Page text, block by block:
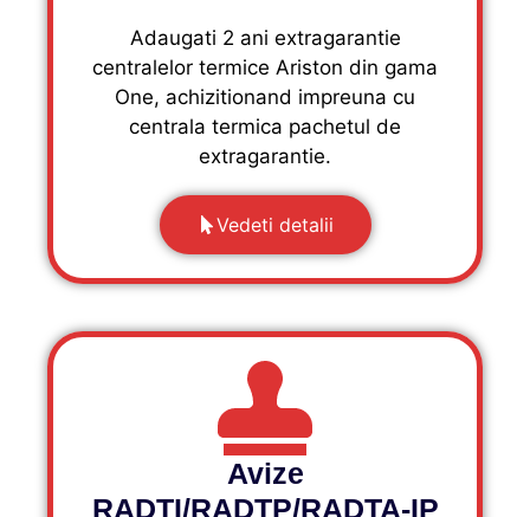
Adaugati 2 ani extragarantie
centralelor termice Ariston din gama
One, achizitionand impreuna cu
centrala termica pachetul de
extragarantie.
Vedeti detalii
Avize
RADTI/RADTP/RADTA-IP